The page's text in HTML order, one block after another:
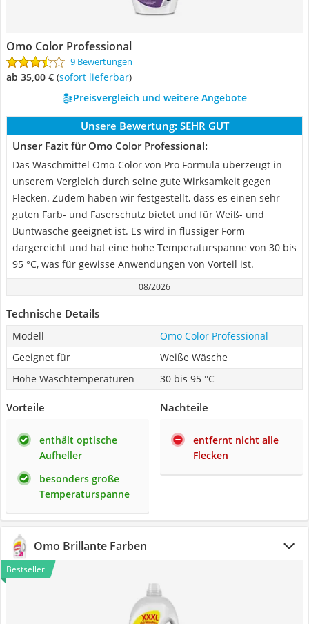
Omo Color Professional
9 Bewertungen
ab 35,00 € ( Sofort lieferbar)
Preisvergleich und weitere Angebote
Unsere Bewertung: SEHR GUT
Unser Fazit für Omo Color Professional:
Das Waschmittel Omo-Color von Pro Formula überzeugt in
unserem Vergleich durch seine gute Wirksamkeit gegen
Flecken. Zudem haben wir festgestellt, dass es einen sehr
guten Farb- und Faserschutz bietet und für Weiß- und
Buntwäsche geeignet ist. Es wird in flüssiger Form
dargereicht und hat eine hohe Temperaturspanne von 30 bis
95 °C, was für gewisse Anwendungen von Vorteil ist.
08/2026
Technische Details
Modell
Omo Color Professional
Geeignet für
Weiße Wäsche
Hohe Waschtemperaturen
30 bis 95 °C
Vorteile
enthält optische
Aufheller
besonders große
Temperaturspanne
Nachteile
entfernt nicht alle
Flecken
Omo Brillante Farben
Bestseller